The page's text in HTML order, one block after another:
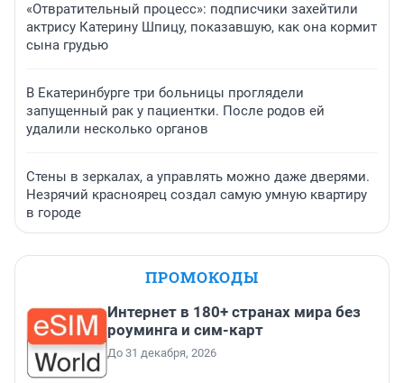
«Отвратительный процесс»: подписчики захейтили
актрису Катерину Шпицу, показавшую, как она кормит
сына грудью
В Екатеринбурге три больницы проглядели
запущенный рак у пациентки. После родов ей
удалили несколько органов
Стены в зеркалах, а управлять можно даже дверями.
Незрячий красноярец создал самую умную квартиру
в городе
ПРОМОКОДЫ
Интернет в 180+ странах мира без
роуминга и сим-карт
До 31 декабря, 2026